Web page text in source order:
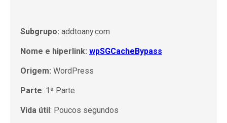
Subgrupo: addtoany.com
Nome e hiperlink: wpSGCacheBypass
Origem: WordPress
Parte: 1ª Parte
Vida útil: Poucos segundos